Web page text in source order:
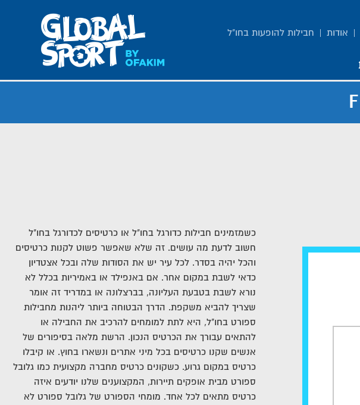
אודות חבילות להופעות בחו"ל
כשמזמינים חבילות כדורגל בחו"ל או כרטיסים לכדורגל בחו"ל
חשוב לדעת מה עושים. זה שלא שאפשר פשוט לקנות כרטיסים
והכל יהיה בסדר. לכל עיר יש את הסודות שלה ובכל אצטדיון
כדאי לשבת במקום אחר. אם באנפילד או באמיריות בכלל לא
נורא לשבת בטבעת העליונה, בברצלונה או במדריד זה אומר
שצריך להביא משקפת. הדרך הבטוחה ביותר ליהנות מחבילות
ספורט בחו"ל, היא לתת למומחים להרכיב את החבילה או
להתאים עבורך את הכרטיס הנכון. הרשת מלאה בסיפורים של
אנשים שקנו כרטיסים בכל מיני אתרים ונשארו בחוץ. או קיבלו
כרטיס במקום גרוע. כשקונים כרטיס מחברה מקצועית כמו גלובל
ספורט מבית אופקים תיירות, המקצוענים שלנו יודעים איזה
כרטיס מתאים לכל אחד. מומחי הספורט של גלובל ספורט לא